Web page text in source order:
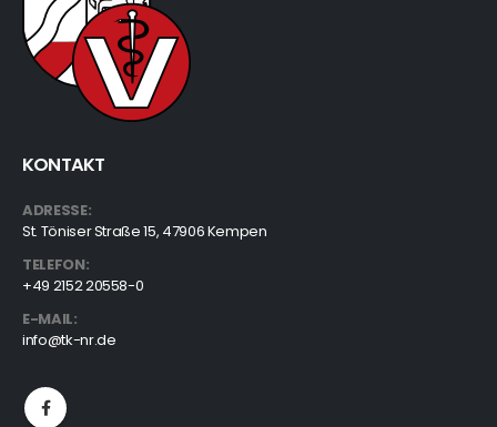
KONTAKT
ADRESSE:
St. Töniser Straße 15, 47906 Kempen
TELEFON:
+49 2152 20558-0
E-MAIL:
info@tk-nr.de